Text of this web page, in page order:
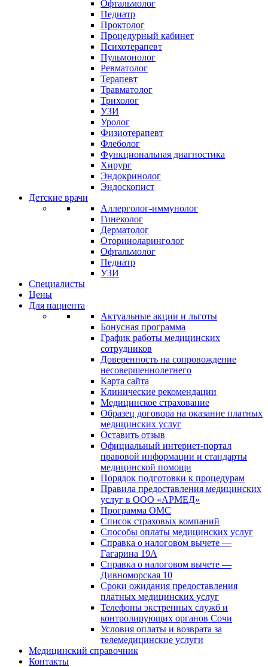
Офтальмолог
Педиатр
Проктолог
Процедурный кабинет
Психотерапевт
Пульмонолог
Ревматолог
Терапевт
Травматолог
Трихолог
УЗИ
Уролог
Физиотерапевт
Флеболог
Функциональная диагностика
Хирург
Эндокринолог
Эндоскопист
Детские врачи
Аллерголог-иммунолог
Гинеколог
Дерматолог
Оториноларинголог
Офтальмолог
Педиатр
УЗИ
Специалисты
Цены
Для пациента
Актуальные акции и льготы
Бонусная программа
График работы медицинских
сотрудников
Доверенность на сопровождение
несовершеннолетнего
Карта сайта
Клинические рекомендации
Медицинское страхование
Образец договора на оказание платных
медицинских услуг
Оставить отзыв
Официальный интернет-портал
правовой информации и стандарты
медицинской помощи
Порядок подготовки к процедурам
Правила предоставления медицинских
услуг в ООО «АРМЕД»
Программа ОМС
Список страховых компаний
Способы оплаты медицинских услуг
Справка о налоговом вычете —
Гагарина 19А
Справка о налоговом вычете —
Дивноморская 10
Сроки ожидания предоставления
платных медицинских услуг
Телефоны экстренных служб и
контролирующих органов Сочи
Условия оплаты и возврата за
телемедицинские услуги
Медицинский справочник
Контакты